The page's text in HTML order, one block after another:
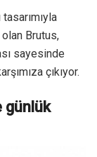
Brutus,
sayesinde
çıkıyor.
günlük